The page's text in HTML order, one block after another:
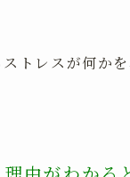
トレスが何か